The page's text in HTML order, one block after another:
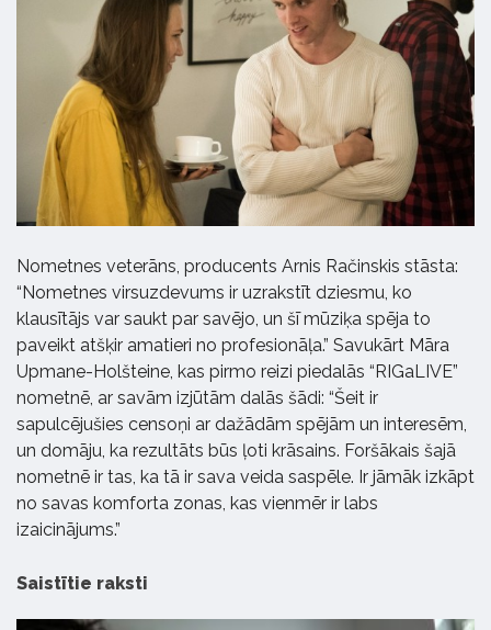
Nometnes veterāns, producents Arnis Račinskis stāsta:
“Nometnes virsuzdevums ir uzrakstīt dziesmu, ko
klausītājs var saukt par savējo, un šī mūziķa spēja to
paveikt atšķir amatieri no profesionāļa.” Savukārt Māra
Upmane-Holšteine, kas pirmo reizi piedalās “RIGaLIVE”
nometnē, ar savām izjūtām dalās šādi: “Šeit ir
sapulcējušies censoņi ar dažādām spējām un interesēm,
un domāju, ka rezultāts būs ļoti krāsains. Foršākais šajā
nometnē ir tas, ka tā ir sava veida saspēle. Ir jāmāk izkāpt
no savas komforta zonas, kas vienmēr ir labs
izaicinājums.”
Saistītie raksti